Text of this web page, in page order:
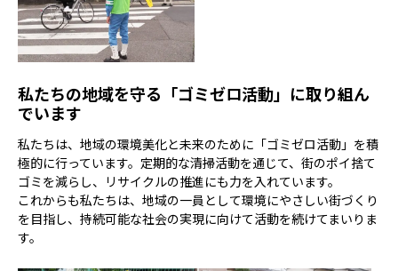
私たちの地域を守る「ゴミゼロ活動」に取り組ん
でいます
私たちは、地域の環境美化と未来のために「ゴミゼロ活動」を積
極的に行っています。定期的な清掃活動を通じて、街のポイ捨て
ゴミを減らし、リサイクルの推進にも力を入れています。
これからも私たちは、地域の一員として環境にやさしい街づくり
を目指し、持続可能な社会の実現に向けて活動を続けてまいりま
す。